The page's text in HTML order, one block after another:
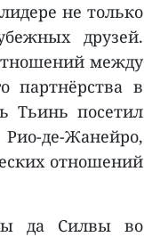
не только
друзей.
между
партнёрства в
Тьинь посетил
де-Жанейро,
отношений
да Силвы во